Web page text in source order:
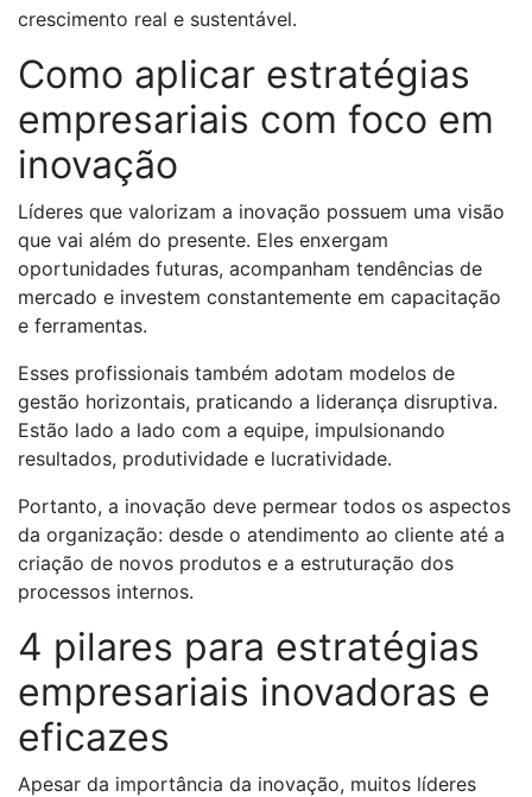
crescimento real e sustentável.
Como aplicar estratégias
empresariais com foco em
inovação
Líderes que valorizam a inovação possuem uma visão
que vai além do presente. Eles enxergam
oportunidades futuras, acompanham tendências de
mercado e investem constantemente em capacitação
e ferramentas.
Esses profissionais também adotam modelos de
gestão horizontais, praticando a liderança disruptiva.
Estão lado a lado com a equipe, impulsionando
resultados, produtividade e lucratividade.
Portanto, a inovação deve permear todos os aspectos
da organização: desde o atendimento ao cliente até a
criação de novos produtos e a estruturação dos
processos internos.
4 pilares para estratégias
empresariais inovadoras e
eficazes
Apesar da importância da inovação, muitos líderes